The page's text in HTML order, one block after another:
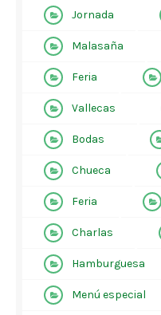
Jornada
Malasaña
Feria
Vallecas
Bodas
Chueca
Feria
Charlas
Hamburguesa
Menú especial